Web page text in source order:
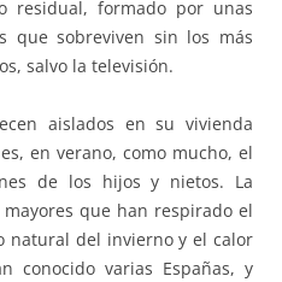
residual, formado por unas
que sobreviven sin los más
salvo la televisión.
aislados en su vivienda
en verano, como mucho, el
de los hijos y nietos. La
que han respirado el
natural del invierno y el calor
conocido varias Españas, y